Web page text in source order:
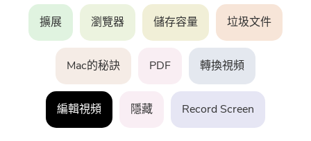
音視頻轉換器
Screen Recorder
PDF壓縮器
擴展 瀏覽器 儲存容量 垃圾文件
Mac的秘訣 PDF 轉換視頻
編輯視頻 隱藏 Record Screen